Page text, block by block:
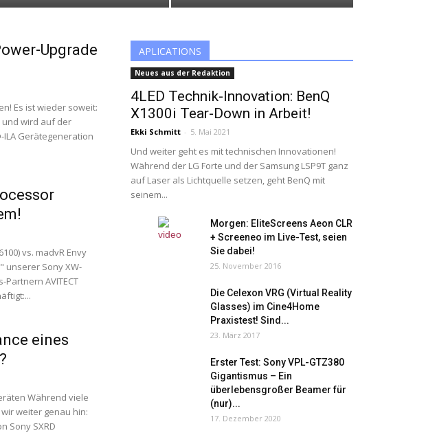
Upgrade
Es ist wieder soweit:
und wird auf der
Gerätegeneration
vs. madvR Envy
unserer Sony XW-
AVITECT
eines
Während viele
weiter genau hin:
Sony SXRD
APLICATIONS
Neues aus der Redaktion
4LED Technik-Innovation: BenQ
X1300i Tear-Down in Arbeit!
Ekki Schmitt - 5. Mai 2021
Und weiter geht es mit technischen Innovationen!
Während der LG Forte und der Samsung LSP9T ganz
auf Laser als Lichtquelle setzen, geht BenQ mit
seinem...
Morgen: EliteScreens Aeon CLR
+ Screeneo im Live-Test, seien
Sie dabei!
25. November 2016
Die Celexon VRG (Virtual Reality
Glasses) im Cine4Home
Praxistest! Sind...
23. März 2017
Erster Test: Sony VPL-GTZ380
Gigantismus – Ein
überlebensgroßer Beamer für
(nur)...
17. Dezember 2020